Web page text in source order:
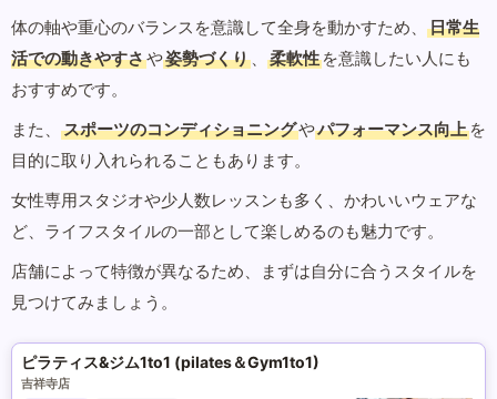
体の軸や重心のバランスを意識して全身を動かすため、
日常生
活での動きやすさや姿勢づくり 、 柔軟性 を意識したい人にも
おすすめです。
また、
スポーツのコンディショニングやパフォーマンス向上 を
目的に取り入れられることもあります。
女性専用スタジオや少人数レッスンも多く、かわいいウェアな
ど、ライフスタイルの一部として楽しめるのも魅力です。
店舗によって特徴が異なるため、まずは自分に合うスタイルを
見つけてみましょう。
ピラティス&ジム1to1 (pilates＆Gym1to1)
吉祥寺店